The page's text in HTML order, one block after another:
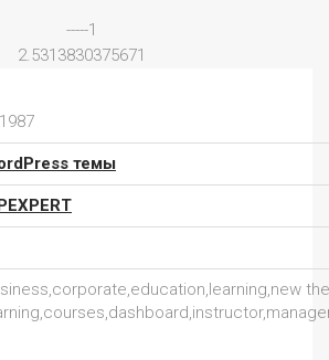
-----1
2.5313830375671
темы